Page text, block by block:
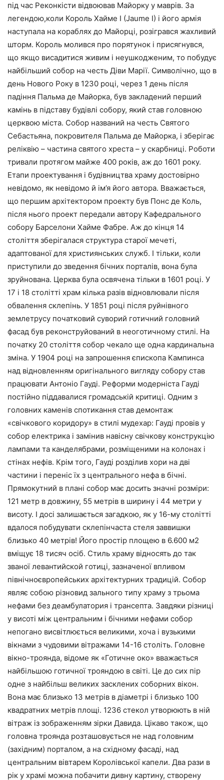
під час Реконкісти відвоював Майорку у маврів. За
легендою,коли Король Хайме I (Jaume I) і його армія
наступала на кораблях до Майорці, розігрався жахливий
шторм. Король молився про порятунок і присягнувся,
що якщо висадитися живим і неушкодженим, то побудує
найбільший собор на честь Діви Марії. Символічно, що в
день Нового Року в 1230 році, через 1 день після
падіння Пальма де Майорка, був закладений перший
камінь в підставу будівлі собору, який став головною
церквою міста. Собор названий на честь Святого
Себастьяна, покровителя Пальма де Майорка, і зберігає
реліквію – частина святого хреста – у скарбниці. Роботи
тривали протягом майже 400 років, аж до 1601 року.
Етапи проектування і будівництва храму достовірно
невідомо, як невідомо й ім’я його автора. Вважається,
що першим архітектором проекту був Понс де Коль,
після нього проект передали автору Кафедрального
собору Барселони Хайме Фабре. Аж до кінця 14
століття зберігалася структура старої мечеті,
адаптованої для християнських служб. І тільки, коли
приступили до зведення бічних порталів, вона була
зруйнована. Церква була освячена тільки в 1601 році. У
17 і 18 столітті храм кілька разів відновлювали після
обвалення склепінь. У 1851 році після руйнівного
землетрусу початковий суворий готичний головний
фасад був реконструйований в неоготичному стилі. На
початку 20 століття собор чекало ще одна кардинальна
зміна. У 1904 році на запрошення єпископа Кампинса
над відновленням оригінального вигляду собору став
працювати Антоніо Гауді. Реформи модерніста Гауді
постійно піддавалися громадській критиці. Одним з
головних каменів спотикання став демонтаж
«свічкового коридору» в стилі мудехар: Гауді провів у
собор електрика і замінив навісну свічкову конструкцію
лампами та канделябрами, розміщеними на колонах і
стінах нефів. Крім того, Гауді розділив хори на дві
частини і переніс їх з центрального нефа в бічні.
Прямокутний в плані собор має досить значні розміри:
121 метр в довжину, 55 метрів в ширину і 44 метри у
висоту. І досі залишається загадкою, як у 16-му столітті
вдалося побудувати склепінчаста стеля заввишки
близько 40 метрів! Його простір площею в 6.600 м2
вміщує 18 тисяч осіб. Стиль храму відносять до так
званої левантийской готиці, зазначеної впливом
північноєвропейських архітектурних традицій. Собор
являє собою різновид зального типу храму з трьома
нефами без деамбулатория і трансепта. Завдяки різниці
у висоті між центральним і бічними нефами собор
непогано висвітлюється великими, хоча і вузькими
вікнами з чудовими вітражами 14-16 століть. Головне
вікно-троянда, відоме як «Готичне око» вважається
найбільшою готичної трояндою в світі. Це до сих пір
одне з найбільш великих засклених соборних вікон.
Вона має близько 13 метрів в діаметрі і близько 100
квадратних метрів площі. 1236 стекол утворюють в ній
вітраж із зображенням зірки Давида. Цікаво також, що
головна троянда розташовується не над головним
(західним) порталом, а на східному фасаді, над
центральним вівтарем Королівської капели. Два рази в
рік у храмі можна побачити дивну картину, створену